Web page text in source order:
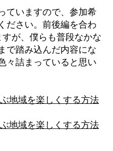
ていますので、参加希
ださい。前後編を合わ
が、僕らも普段なかな
で踏み込んだ内容にな
々詰まっていると思い
地域を楽しくする方法
地域を楽しくする方法